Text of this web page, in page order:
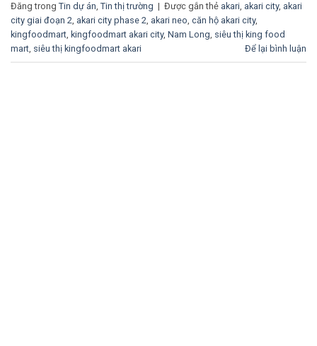
Đăng trong Tin dự án, Tin thị trường | Được gắn thẻ akari, akari city, akari
city giai đoạn 2, akari city phase 2, akari neo, căn hộ akari city,
kingfoodmart, kingfoodmart akari city, Nam Long, siêu thị king food
mart, siêu thị kingfoodmart akari Để lại bình luận